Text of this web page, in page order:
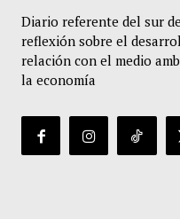
Diario referente del sur
reflexión sobre el
relación con el medio
la economía